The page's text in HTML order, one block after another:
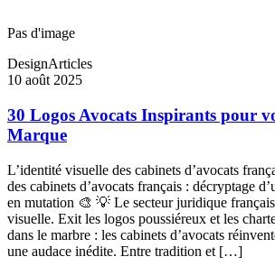
Pas d'image
DesignArticles
10 août 2025
30 Logos Avocats Inspirants pour
Marque
L’identité visuelle des cabinets d’avocats
des cabinets d’avocats français : décryptage
en mutation 🎨 💡 Le secteur juridique
visuelle. Exit les logos poussiéreux et les
dans le marbre : les cabinets d’avocats
une audace inédite. Entre tradition et […]